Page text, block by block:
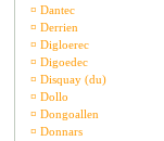
¤ Dantec
¤ Derrien
¤ Digloerec
¤ Digoedec
¤ Disquay (du)
¤ Dollo
¤ Dongoallen
¤ Donnars